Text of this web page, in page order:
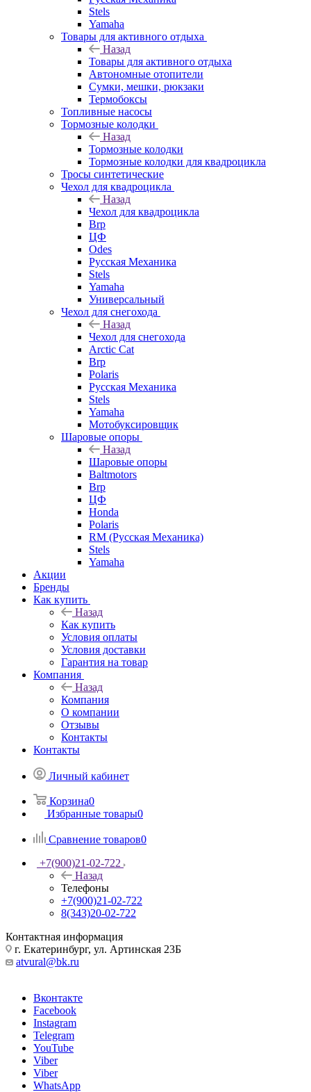
Stels
Yamaha
Товары для активного отдыха
Назад
Товары для активного отдыха
Автономные отопители
Сумки, мешки, рюкзаки
Термобоксы
Топливные насосы
Тормозные колодки
Назад
Тормозные колодки
Тормозные колодки для квадроцикла
Тросы синтетические
Чехол для квадроцикла
Назад
Чехол для квадроцикла
Brp
ЦФ
Odes
Русская Механика
Stels
Yamaha
Универсальный
Чехол для снегохода
Назад
Чехол для снегохода
Arctic Cat
Brp
Polaris
Русская Механика
Stels
Yamaha
Мотобуксировщик
Шаровые опоры
Назад
Шаровые опоры
Baltmotors
Brp
ЦФ
Honda
Polaris
RM (Русская Механика)
Stels
Yamaha
Акции
Бренды
Как купить
Назад
Как купить
Условия оплаты
Условия доставки
Гарантия на товар
Компания
Назад
Компания
О компании
Отзывы
Контакты
Контакты
Личный кабинет
Корзина0
Избранные товары0
Сравнение товаров0
+7(900)21-02-722
Назад
Телефоны
+7(900)21-02-722
8(343)20-02-722
Контактная информация
г. Екатеринбург, ул. Артинская 23Б
atvural@bk.ru
Вконтакте
Facebook
Instagram
Telegram
YouTube
Viber
Viber
WhatsApp